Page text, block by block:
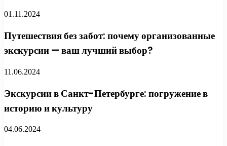
01.11.2024
Путешествия без забот: почему организованные
экскурсии — ваш лучший выбор?
11.06.2024
Экскурсии в Санкт-Петербурге: погружение в
историю и культуру
04.06.2024